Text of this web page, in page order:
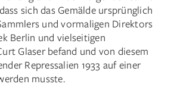
sich das Gemälde ursprünglich
und vormaligen Direktors
Berlin und vielseitigen
Glaser befand und von diesem
Repressalien 1933 auf einer
musste.